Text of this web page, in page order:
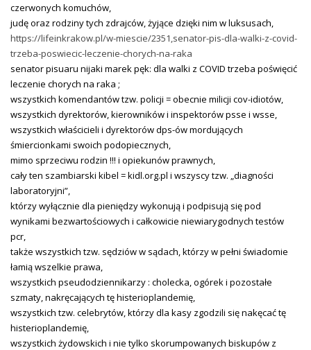
czerwonych komuchów,
judę oraz rodziny tych zdrajców, żyjące dzięki nim w luksusach,
https://lifeinkrakow.pl/w-miescie/2351,senator-pis-dla-walki-z-covid-
trzeba-poswiecic-leczenie-chorych-na-raka
senator pisuaru nijaki marek pęk: dla walki z COVID trzeba poświęcić
leczenie chorych na raka ;
wszystkich komendantów tzw. policji = obecnie milicji cov-idiotów,
wszystkich dyrektorów, kierowników i inspektorów psse i wsse,
wszystkich właścicieli i dyrektorów dps-ów mordujących
śmiercionkami swoich podopiecznych,
mimo sprzeciwu rodzin !!! i opiekunów prawnych,
cały ten szambiarski kibel = kidl.org.pl i wszyscy tzw. „diagności
laboratoryjni”,
którzy wyłącznie dla pieniędzy wykonują i podpisują się pod
wynikami bezwartościowych i całkowicie niewiarygodnych testów
pcr,
także wszystkich tzw. sędziów w sądach, którzy w pełni świadomie
łamią wszelkie prawa,
wszystkich pseudodziennikarzy : cholecka, ogórek i pozostałe
szmaty, nakręcających tę histerioplandemię,
wszystkich tzw. celebrytów, którzy dla kasy zgodzili się nakęcać tę
histerioplandemię,
wszystkich żydowskich i nie tylko skorumpowanych biskupów z